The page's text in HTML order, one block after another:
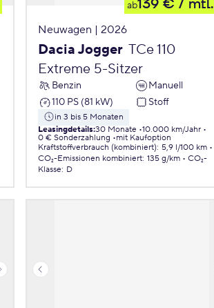
ab139 € / mtl.
Neuwagen | 2026
Dacia Jogger TCe 110
Extreme 5-Sitzer
Benzin
Manuell
110 PS (81 kW)
Stoff
in 3 bis 5 Monaten
Leasingdetails:30 Monate 10.000 km/Jahr
0 € Sonderzahlung
mit Kaufoption
Kraftstoffverbrauch (kombiniert): 5,9 l/100 km
CO₂-Emissionen kombiniert: 135 g/km
CO₂-
Klasse: D